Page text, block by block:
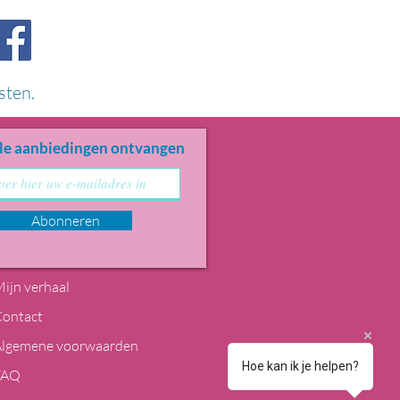
aanbiedingen ontvangen
Abonneren
verhaal
voorwaarden
Hoe kan ik je helpen?